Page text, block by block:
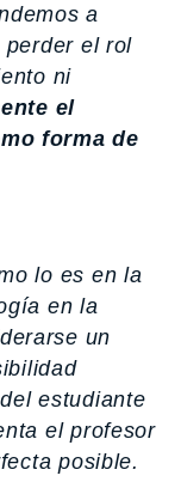
a
perder el rol
ni
el
forma de
lo es en la
en la
un
estudiante
el profesor
posible.